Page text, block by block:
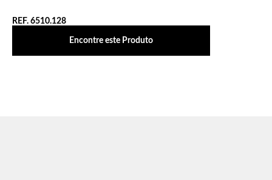
REF. 6510.128
Encontre este Produto